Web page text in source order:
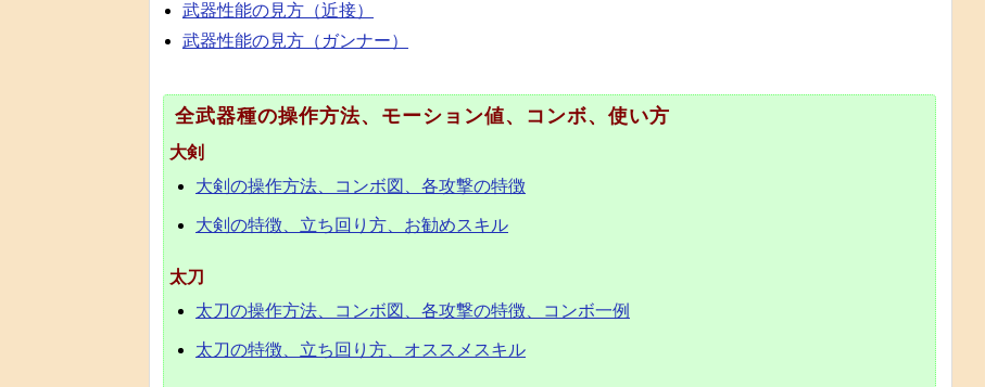
武器性能の見方（近接）
武器性能の見方（ガンナー）
全武器種の操作方法、モーション値、コンボ、使い方
大剣
大剣の操作方法、コンボ図、各攻撃の特徴
大剣の特徴、立ち回り方、お勧めスキル
太刀
太刀の操作方法、コンボ図、各攻撃の特徴、コンボ一例
太刀の特徴、立ち回り方、オススメスキル